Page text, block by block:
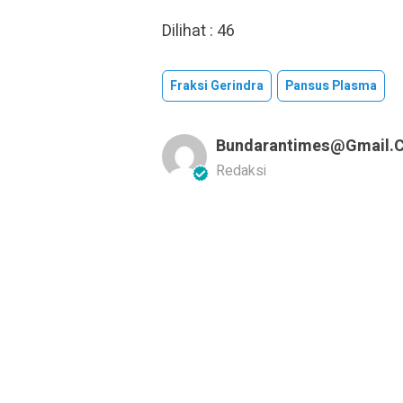
Dilihat : 46
Fraksi Gerindra Pansus Plasma
Redaksi